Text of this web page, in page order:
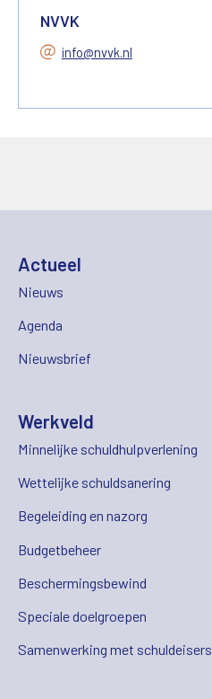
NVVK
info@nvvk.nl
Actueel
Nieuws
Agenda
Nieuwsbrief
Werkveld
Minnelijke schuldhulpverlening
Wettelijke schuldsanering
Begeleiding en nazorg
Budgetbeheer
Beschermingsbewind
Speciale doelgroepen
Samenwerking met schuldeisers